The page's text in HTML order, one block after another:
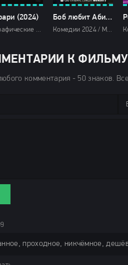
(2024)
Биографические 2024 / Драмы 2024 / Зарубежные фильмы 2024 / Новинки кино 2024 / Последние фильмы 2024 / Фильмы 2024 / Сериалы в озвучке Newstudio / Смотреть фильмы онлайн
Боб любит Абишолу (2024)
Комедии 2024 / Мелодрамы 2024 / Сериалы 2024 / Фильмы 2024 / Сериалы в озвучке TVShows / Смотреть фильмы онлайн
К
комментария - 50 знаков.
проходное, никчёмное,